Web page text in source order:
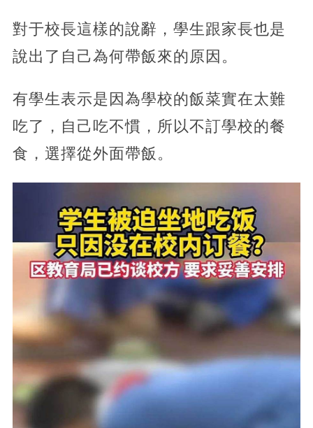
對于校長這樣的說辭，學生跟家長也是
說出了自己為何帶飯來的原因。
有學生表示是因為學校的飯菜實在太難
吃了，自己吃不慣，所以不訂學校的餐
食，選擇從外面帶飯。